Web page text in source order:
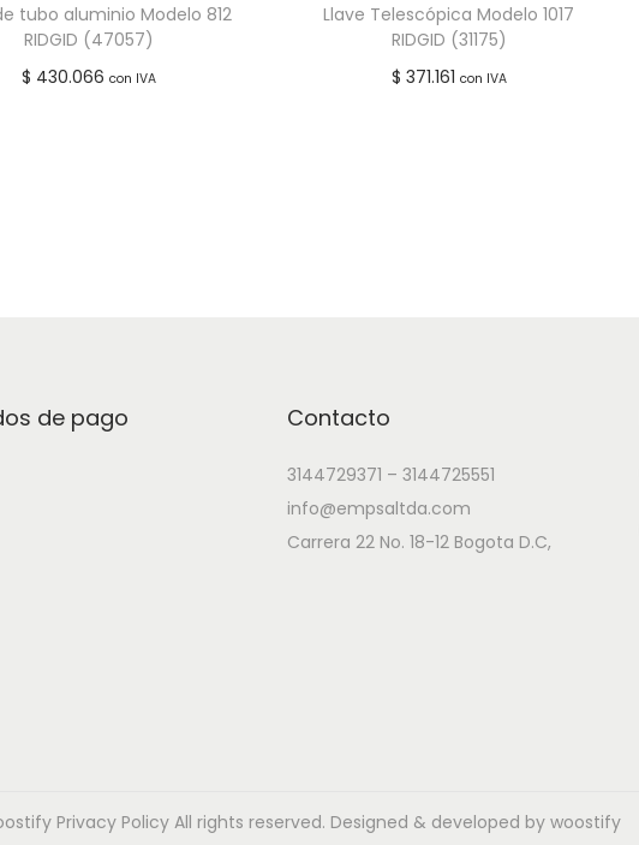
tubo aluminio Modelo 812
RIDGID (47057)
$ 430.066 con IVA
Llave Telescópica Modelo 1017
RIDGID (31175)
$ 371.161 con IVA
de pago Contacto
3144729371 – 3144725551
info@empsaltda.com
Carrera 22 No. 18-12 Bogota D.C,
Privacy PolicyAll rights reserved. Designed & developed by woostify